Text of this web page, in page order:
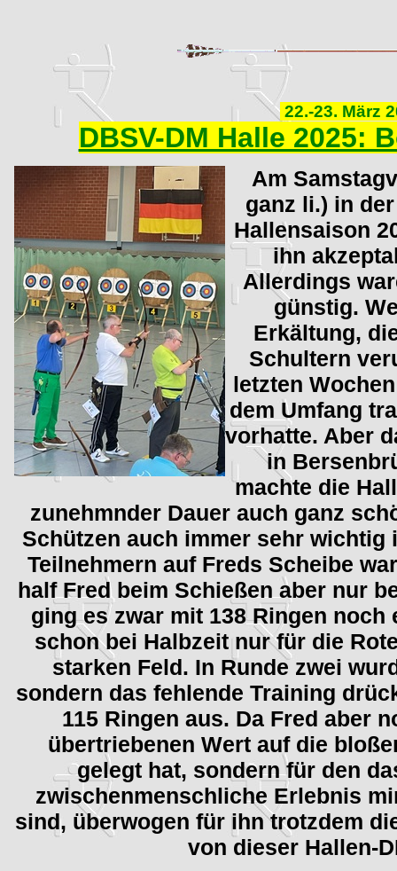
22.-23. März
DBSV-DM Halle 2025:
Am
ganz li.) in
Hallensaison
ihn
Allerdings
günstig.
Erkältung,
Schultern
letzten
dem Umfang
vorhatte. Aber
in
machte die
zunehmnder Dauer auch ganz
Schützen auch immer sehr
Teilnehmern auf Freds Scheibe
half Fred beim Schießen aber nur
ging es zwar mit 138 Ringen
schon bei Halbzeit nur für die
starken Feld. In Runde zwei
sondern das fehlende Training
115 Ringen aus. Da Fred aber
übertriebenen Wert auf die
gelegt hat, sondern für den
zwischenmenschliche Erlebnis
sind, überwogen für ihn trotzdem
von dieser Hallen-